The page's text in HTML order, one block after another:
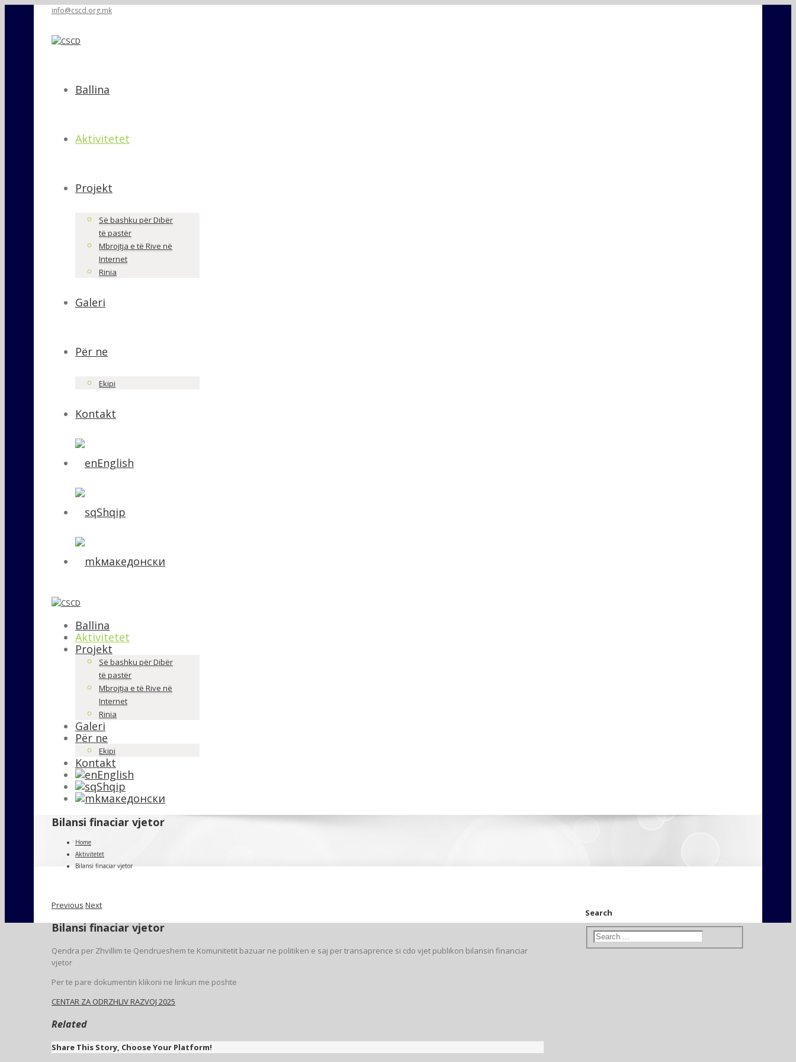
info@cscd.org.mk
Ballina
Aktivitetet
Projekt
Së bashku për Dibër
të pastër
Mbrojtja e të Rive në
Internet
Rinia
Galeri
Për ne
Ekipi
Kontakt
English
Shqip
македонски
Ballina
Aktivitetet
Projekt
Së bashku për Dibër
të pastër
Mbrojtja e të Rive në
Internet
Rinia
Galeri
Për ne
Ekipi
Kontakt
English
Shqip
македонски
Bilansi finaciar vjetor
Home
Aktivitetet
Bilansi finaciar vjetor
Previous Next
Bilansi finaciar vjetor
Qendra per Zhvillim te Qendrueshem te Komunitetit bazuar ne politiken e saj per transaprence si cdo vjet publikon bilansin financiar
vjetor
Per te pare dokumentin klikoni ne linkun me poshte
CENTAR ZA ODRZHLIV RAZVOJ 2025
Related
Share This Story, Choose Your Platform!
Search